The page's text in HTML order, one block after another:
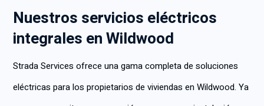
Nuestros servicios eléctricos
integrales en Wildwood
Strada Services ofrece una gama completa de soluciones
eléctricas para los propietarios de viviendas en Wildwood. Ya